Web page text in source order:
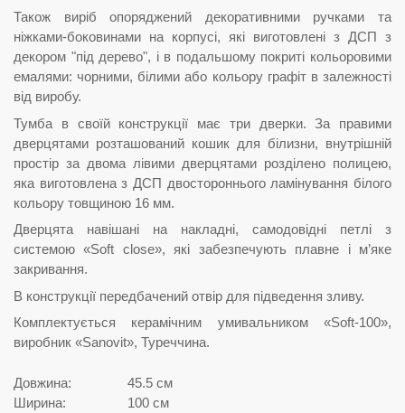
Також виріб опоряджений декоративними ручками та
ніжками-боковинами на корпусі, які виготовлені з ДСП з
декором "під дерево", і в подальшому покриті кольоровими
емалями: чорними, білими або кольору графіт в залежності
від виробу.
Тумба в своїй конструкції має три дверки. За правими
дверцятами розташований кошик для білизни, внутрішній
простір за двома лівими дверцятами розділено полицею,
яка виготовлена з ДСП двостороннього ламінування білого
кольору товщиною 16 мм.
Дверцята навішані на накладні, самодовідні петлі з
системою «Soft close», які забезпечують плавне і м’яке
закривання.
В конструкції передбачений отвір для підведення зливу.
Комплектується керамічним умивальником «Soft-100»,
виробник «Sanovit», Туреччина.
Довжина:
45.5 см
Ширина:
100 см